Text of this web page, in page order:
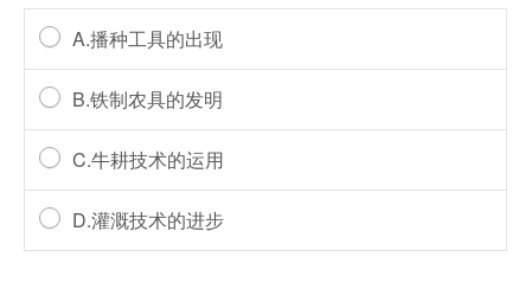
A.播种工具的出现
B.铁制农具的发明
C.牛耕技术的运用
D.灌溉技术的进步